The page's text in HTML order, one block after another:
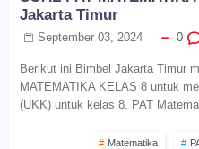
Jakarta Timur
September 03, 2024 0
Berikut ini Bimbel Jakarta Timur
MATEMATIKA KELAS 8 untuk
(UKK) untuk kelas 8. PAT
Matematika